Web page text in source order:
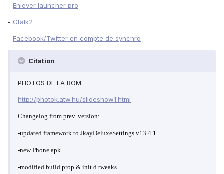
- Enlever launcher pro
- Gtalk2
- Facebook/Twitter en compte de synchro
Citation
PHOTOS DE LA ROM:
http://photok.atw.hu/slideshow1.html
Changelog from prev. version:
-updated framework to JkayDeluxeSettings v13.4.1
-new Phone.apk
-modified build.prop & init.d tweaks